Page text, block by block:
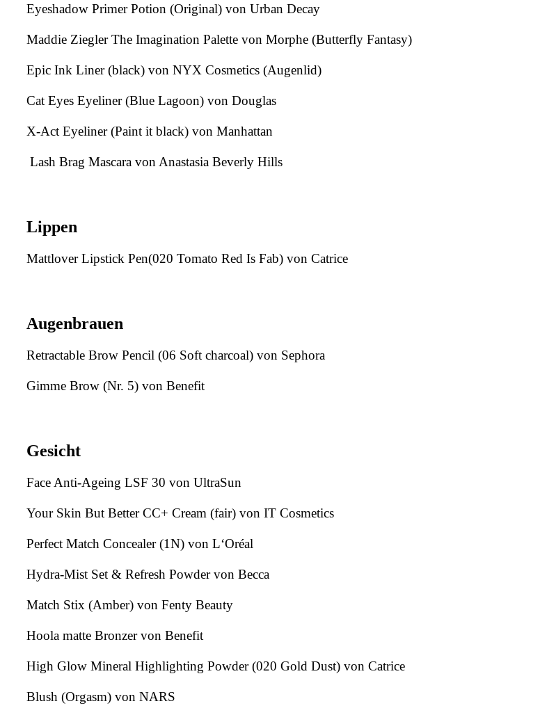
Eyeshadow Primer Potion (Original) von Urban Decay
Maddie Ziegler The Imagination Palette von Morphe (Butterfly Fantasy)
Epic Ink Liner (black) von NYX Cosmetics (Augenlid)
Cat Eyes Eyeliner (Blue Lagoon) von Douglas
X-Act Eyeliner (Paint it black) von Manhattan
Lash Brag Mascara von Anastasia Beverly Hills
Lippen
Mattlover Lipstick Pen(020 Tomato Red Is Fab) von Catrice
Augenbrauen
Retractable Brow Pencil (06 Soft charcoal) von Sephora
Gimme Brow (Nr. 5) von Benefit
Gesicht
Face Anti-Ageing LSF 30 von UltraSun
Your Skin But Better CC+ Cream (fair) von IT Cosmetics
Perfect Match Concealer (1N) von L‘Oréal
Hydra-Mist Set & Refresh Powder von Becca
Match Stix (Amber) von Fenty Beauty
Hoola matte Bronzer von Benefit
High Glow Mineral Highlighting Powder (020 Gold Dust) von Catrice
Blush (Orgasm) von NARS